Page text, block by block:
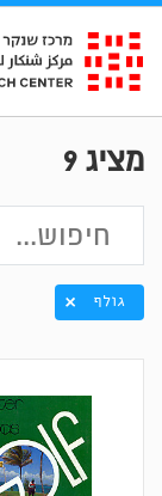
מציג9
גולף